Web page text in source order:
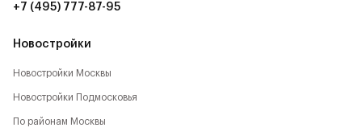
Новостройки
Новостройки Москвы
Новостройки Подмосковья
По районам Москвы
+7 (495) 777-87-95